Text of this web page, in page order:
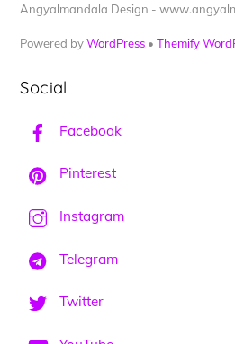
Angyalmandala Design -
Powered byWordPress •Themify
Social
Facebook
Pinterest
Instagram
Telegram
Twitter